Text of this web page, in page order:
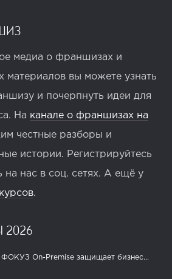
медиа о франшизах и
материалов вы можете узнать
и почерпнуть идеи для
На канале о франшизах на
честные разборы и
истории. Регистрируйтесь
на нас в соц. сетях. А ещё у
.
On-Premise защищает бизнес...